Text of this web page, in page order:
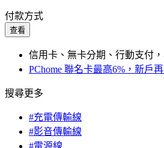
付款方式
查看
信用卡、無卡分期、行動支付
PChome 聯名卡最高6%，新戶
搜尋更多
#充電傳輸線
#影音傳輸線